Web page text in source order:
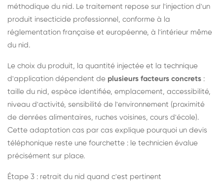
méthodique du nid. Le traitement repose sur l'injection d'un
produit insecticide professionnel, conforme à la
réglementation française et européenne, à l'intérieur même
du nid.
Le choix du produit, la quantité injectée et la technique
d'application dépendent de plusieurs facteurs concrets :
taille du nid, espèce identifiée, emplacement, accessibilité,
niveau d'activité, sensibilité de l'environnement (proximité
de denrées alimentaires, ruches voisines, cours d'école).
Cette adaptation cas par cas explique pourquoi un devis
téléphonique reste une fourchette : le technicien évalue
précisément sur place.
Étape 3 : retrait du nid quand c'est pertinent